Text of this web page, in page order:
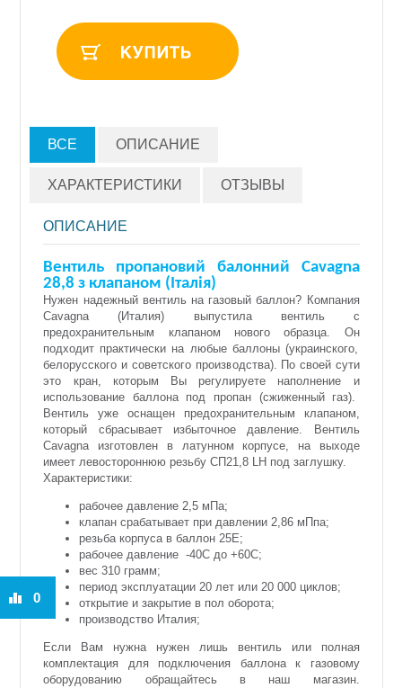
ВСЕ ОПИСАНИЕ
ХАРАКТЕРИСТИКИ ОТЗЫВЫ
ОПИСАНИЕ
Вентиль пропановий балонний Cavagna
28,8 з клапаном (Італія)
Нужен надежный вентиль на газовыйбаллон? Компания
Cavagna(Италия) выпустила вентиль с
предохранительным клапаном нового образца. Он
подходит практически на любые баллоны (украинского,
белорусского и советского производства). По своей сути
это кран, которым Вы регулируете наполнение и
использование баллона под пропан (сжиженный газ).
Вентиль уже оснащен предохранительным клапаном,
который сбрасываетизбыточное давление.
Вентиль
Cavagna
изготовлен в латунном корпусе, на выходе
имеет левостороннюю резьбу СП21,8 LН под заглушку.
Характеристики:
рабочее давление 2,5 м Па;
клапан срабатывает при давлении 2,86 м П па;
резьба корпуса в баллон 25Е;
рабочее давление -40С до +60С;
вес 310 грамм;
период эксплуатации 20 лет или 20 000 циклов;
открытие и закрытие в пол оборота;
производство Италия;
Если Вам нужна нужен лишь вентиль или полная
комплектация для подключения баллона к газовому
оборудованию обращайтесь в наш магазин.
0